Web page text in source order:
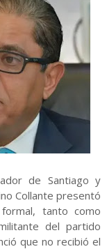
de Santiago y
Collante presentó
tanto como
del partido
que no recibió el